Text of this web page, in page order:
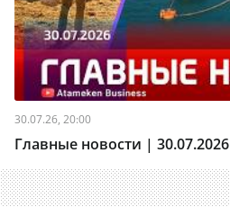
30.07.26, 20:00
Главные новости | 30.07.2026